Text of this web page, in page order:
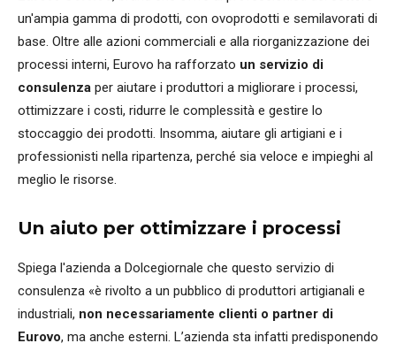
un'ampia gamma di prodotti, con ovoprodotti e semilavorati di
base. Oltre alle azioni commerciali e alla riorganizzazione dei
processi interni, Eurovo ha rafforzato un servizio di
consulenza per aiutare i produttori a migliorare i processi,
ottimizzare i costi, ridurre le complessità e gestire lo
stoccaggio dei prodotti. Insomma, aiutare gli artigiani e i
professionisti nella ripartenza, perché sia veloce e impieghi al
meglio le risorse.
Un aiuto per ottimizzare i processi
Spiega l'azienda a Dolcegiornale che questo servizio di
consulenza «è rivolto a un pubblico di produttori artigianali e
industriali, non necessariamente clienti o partner di
Eurovo, ma anche esterni. L’azienda sta infatti predisponendo